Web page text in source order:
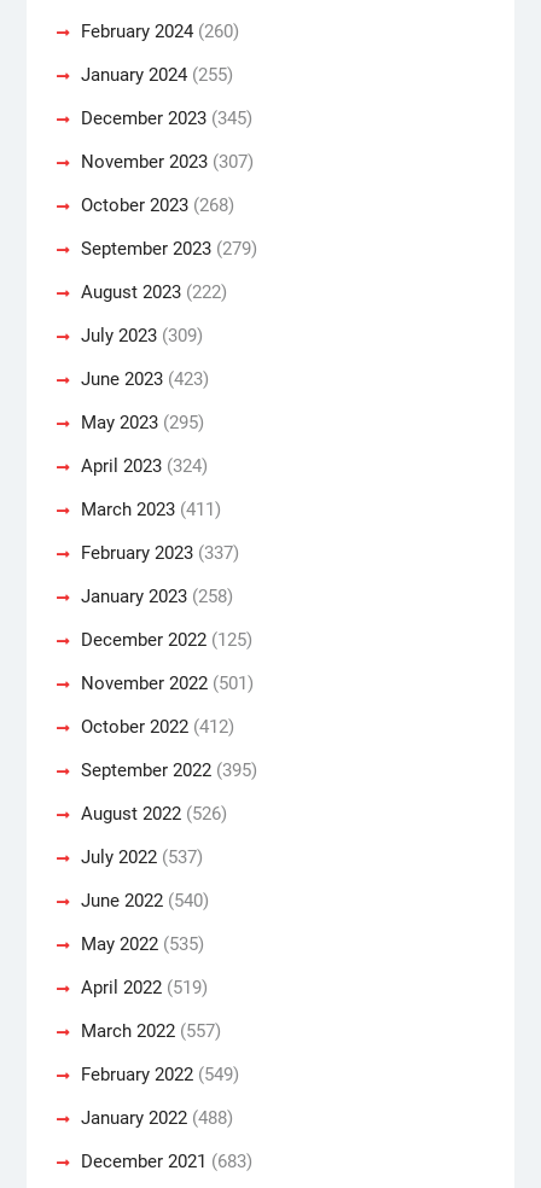
February 2024(260)
January 2024(255)
December 2023(345)
November 2023(307)
October 2023(268)
September 2023(279)
August 2023(222)
July 2023(309)
June 2023(423)
May 2023(295)
April 2023(324)
March 2023(411)
February 2023(337)
January 2023(258)
December 2022(125)
November 2022(501)
October 2022(412)
September 2022(395)
August 2022(526)
July 2022(537)
June 2022(540)
May 2022(535)
April 2022(519)
March 2022(557)
February 2022(549)
January 2022(488)
December 2021 (683)